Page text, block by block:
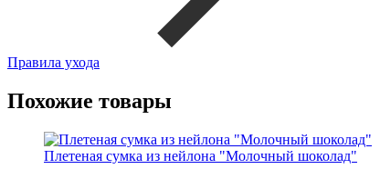
Правила ухода
Похожие товары
Плетеная сумка из нейлона "Молочный шоколад"